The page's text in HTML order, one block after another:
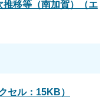
移等（南加賀）（エ
セル：15KB）